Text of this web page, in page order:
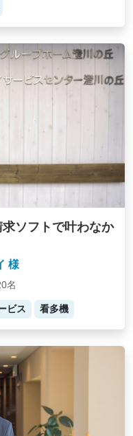
ソフトで叶わなか
様
名
ビス 看多機